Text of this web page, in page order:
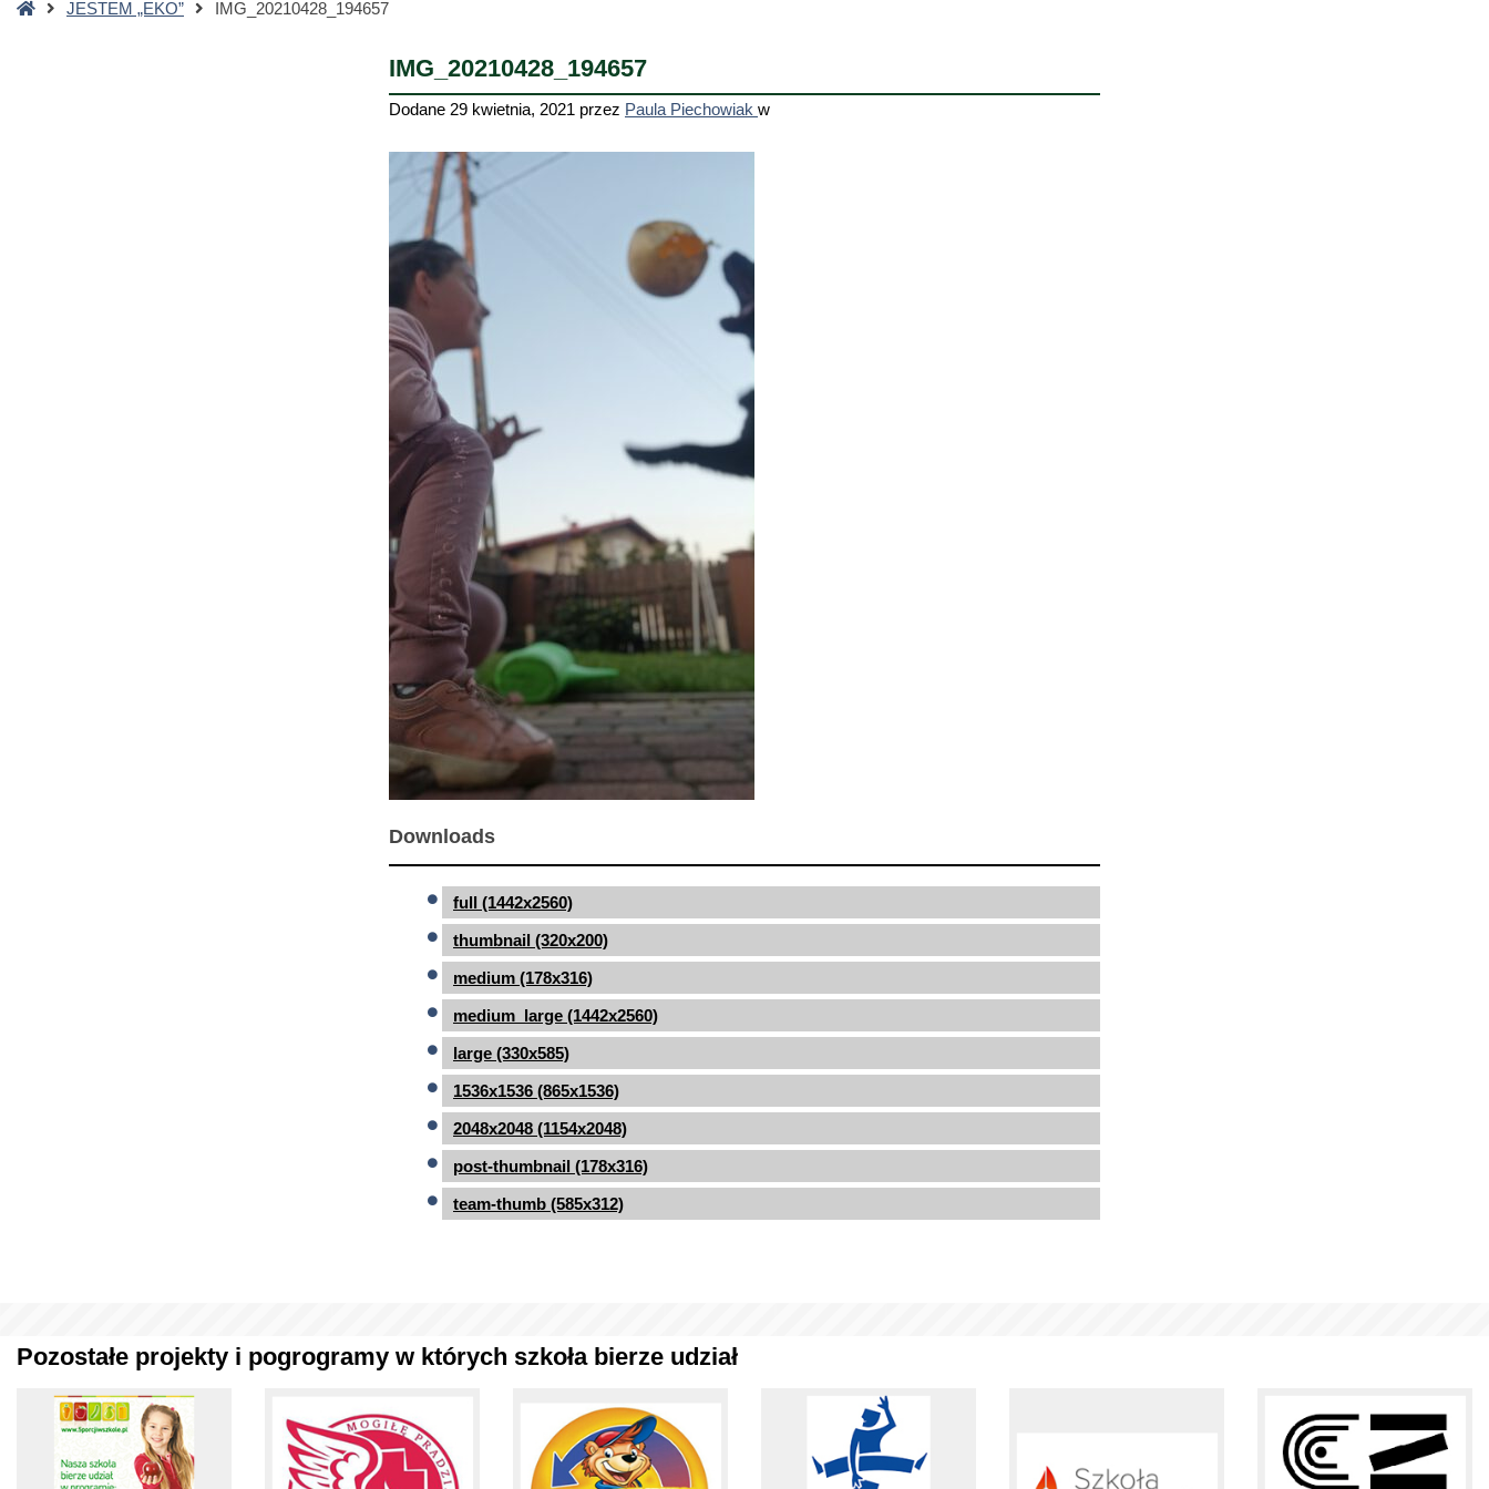
StronaJESTEM „EKO” IMG_20210428_194657
IMG_20210428_194657
Dodane 29 kwietnia, 2021 przez Paula Piechowiak w
Downloads
full (1442x2560)
thumbnail (320x200)
medium (178x316)
medium_large (1442x2560)
large (330x585)
1536x1536 (865x1536)
2048x2048 (1154x2048)
post-thumbnail (178x316)
team-thumb (585x312)
Pozostałe projekty i pogrogramy w których szkoła bierze udział